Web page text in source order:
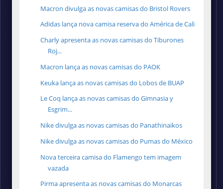
Macron divulga as novas camisas do Bristol Rovers
Adidas lança nova camisa reserva do América de Cali
Charly apresenta as novas camisas do Tiburones
Roj...
Macron lança as novas camisas do PAOK
Keuka lança as novas camisas do Lobos de BUAP
Le Coq lança as novas camisas do Gimnasia y
Esgrim...
Nike divulga as novas camisas do Panathinaikos
Nike divulga as novas camisas do Pumas do México
Nova terceira camisa do Flamengo tem imagem
vazada
Pirma apresenta as novas camisas do Monarcas